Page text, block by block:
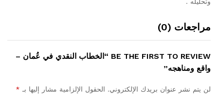
مراجعات (0)
BE THE FIRST TO REVIEW “الخطاب النقدي في عُمان –
واقع ومناهجه”
لن يتم نشر عنوان بريدك الإلكتروني. الحقول الإلزامية مشار إليها بـ *